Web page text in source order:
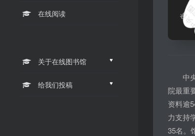
在线阅读
关于在线图书馆 ♥
给我们投稿 ♥
中央
院最重
资料逾
力支持
35名。